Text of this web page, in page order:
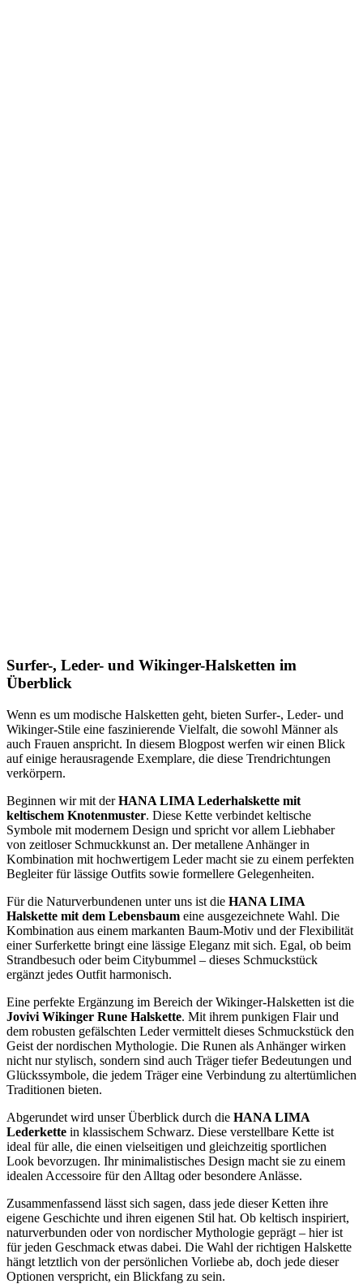
Surfer-, Leder- und Wikinger-Halsketten im
Überblick
Wenn es um modische Halsketten geht, bieten Surfer-, Leder- und
Wikinger-Stile eine faszinierende Vielfalt, die sowohl Männer als
auch Frauen anspricht. In diesem Blogpost werfen wir einen Blick
auf einige herausragende Exemplare, die diese Trendrichtungen
verkörpern.
Beginnen wir mit derHANA LIMA Lederhalskette mit
keltischem Knotenmuster. Diese Kette verbindet keltische
Symbole mit modernem Design und spricht vor allem Liebhaber
von zeitloser Schmuckkunst an. Der metallene Anhänger in
Kombination mit hochwertigem Leder macht sie zu einem perfekten
Begleiter für lässige Outfits sowie formellere Gelegenheiten.
Für die Naturverbundenen unter uns ist die HANA LIMA
Halskette mit dem Lebensbaum eine ausgezeichnete Wahl. Die
Kombination aus einem markanten Baum-Motiv und der Flexibilität
einer Surferkette bringt eine lässige Eleganz mit sich. Egal, ob beim
Strandbesuch oder beim Citybummel – dieses Schmuckstück
ergänzt jedes Outfit harmonisch.
Eine perfekte Ergänzung im Bereich der Wikinger-Halsketten ist die
Jovivi Wikinger Rune Halskette. Mit ihrem punkigen Flair und
dem robusten gefälschten Leder vermittelt dieses Schmuckstück den
Geist der nordischen Mythologie. Die Runen als Anhänger wirken
nicht nur stylisch, sondern sind auch Träger tiefer Bedeutungen und
Glückssymbole, die jedem Träger eine Verbindung zu altertümlichen
Traditionen bieten.
Abgerundet wird unser Überblick durch die HANA LIMA
Lederkette in klassischem Schwarz. Diese verstellbare Kette ist
ideal für alle, die einen vielseitigen und gleichzeitig sportlichen
Look bevorzugen. Ihr minimalistisches Design macht sie zu einem
idealen Accessoire für den Alltag oder besondere Anlässe.
Zusammenfassend lässt sich sagen, dass jede dieser Ketten ihre
eigene Geschichte und ihren eigenen Stil hat. Ob keltisch inspiriert,
naturverbunden oder von nordischer Mythologie geprägt – hier ist
für jeden Geschmack etwas dabei. Die Wahl der richtigen Halskette
hängt letztlich von der persönlichen Vorliebe ab, doch jede dieser
Optionen verspricht, ein Blickfang zu sein.